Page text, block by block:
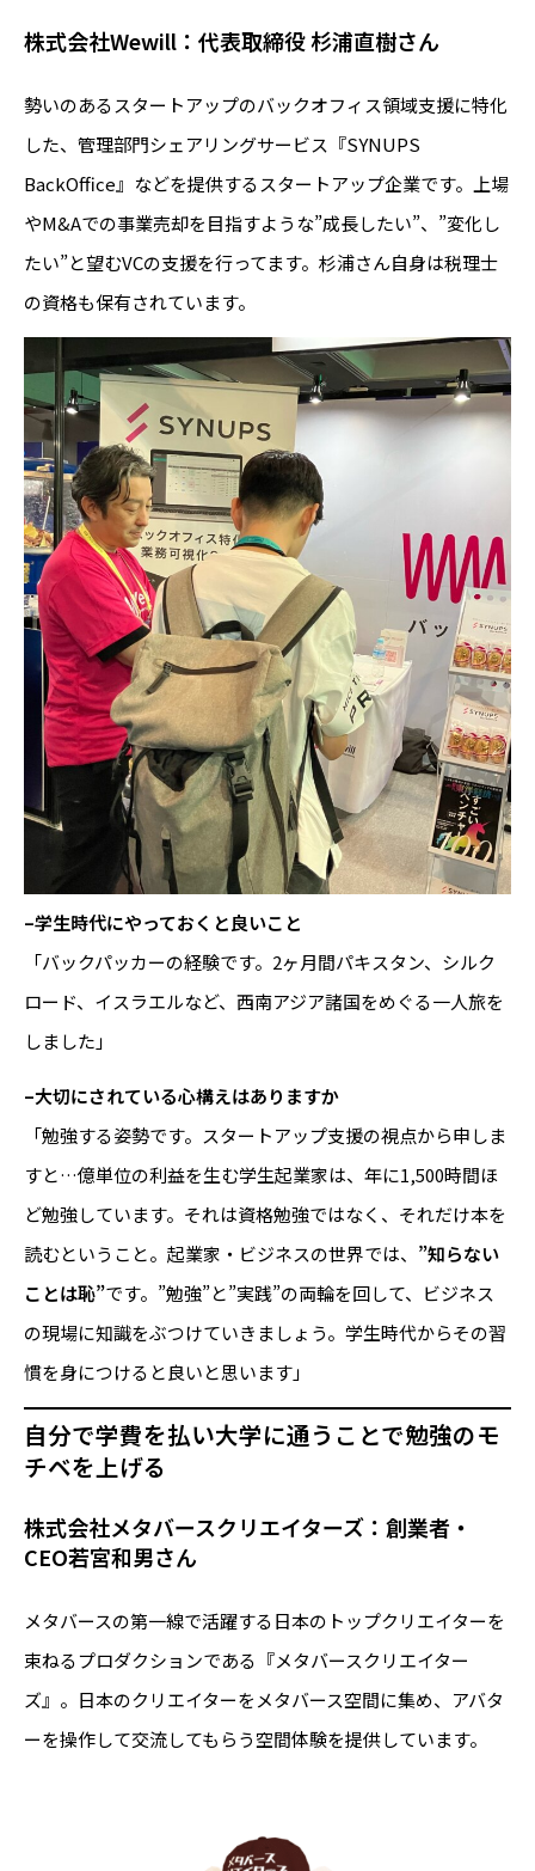
株式会社Wewill：代表取締役 杉浦直樹さん
勢いのあるスタートアップのバックオフィス領域支援に特化
した、管理部門シェアリングサービス『SYNUPS
BackOffice』などを提供するスタートアップ企業です。上場
やM&Aでの事業売却を目指すような”成長したい”、”変化し
たい”と望むVCの支援を行ってます。杉浦さん自身は税理士
の資格も保有されています。
–学生時代にやっておくと良いこと
「バックパッカーの経験です。2ヶ月間パキスタン、シルク
ロード、イスラエルなど、西南アジア諸国をめぐる一人旅を
しました」
–大切にされている心構えはありますか
「勉強する姿勢です。スタートアップ支援の視点から申しま
すと…億単位の利益を生む学生起業家は、年に1,500時間ほ
ど勉強しています。それは資格勉強ではなく、それだけ本を
読むということ。起業家・ビジネスの世界では、 ”知らない
ことは恥”です。”勉強”と”実践”の両輪を回して、ビジネス
の現場に知識をぶつけていきましょう。学生時代からその習
慣を身につけると良いと思います」
自分で学費を払い大学に通うことで勉強のモ
チベを上げる
株式会社メタバースクリエイターズ：創業者・
CEO若宮和男さん
メタバースの第一線で活躍する日本のトップクリエイターを
束ねるプロダクションである『メタバースクリエイター
ズ』。日本のクリエイターをメタバース空間に集め、アバタ
ーを操作して交流してもらう空間体験を提供しています。